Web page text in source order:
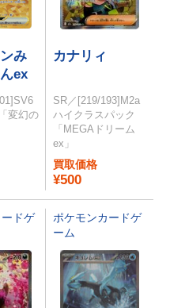
み
ex
変幻の
カナリィ
SR／[219/193]M2a
ハイクラスパック
「MEGAドリーム
ex」
買取価格
¥500
ドゲ
ポケモンカードゲ
ーム